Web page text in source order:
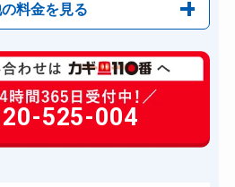
料金を見る
6,600円～(税込)
14,300円～(税込)
16,500円～(税込)
525-004